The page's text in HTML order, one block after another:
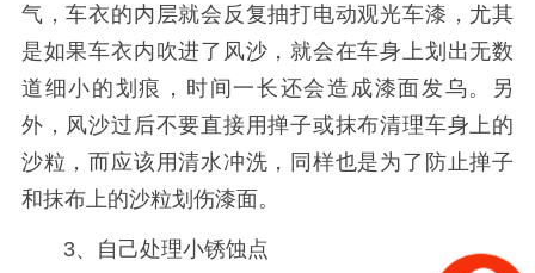
气，车衣的内层就会反复抽打电动观光车漆，尤其
是如果车衣内吹进了风沙，就会在车身上划出无数
道细小的划痕，时间一长还会造成漆面发乌。另
外，风沙过后不要直接用掸子或抹布清理车身上的
沙粒，而应该用清水冲洗，同样也是为了防止掸子
和抹布上的沙粒划伤漆面。
3、自己处理小锈蚀点